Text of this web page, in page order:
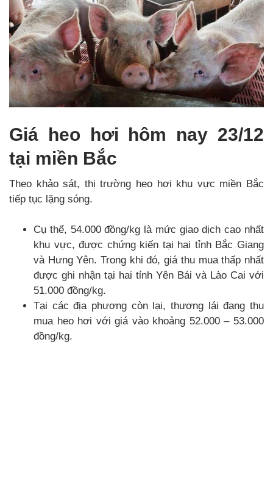
Giá heo hơi hôm nay 23/12
tại miền Bắc
Theo khảo sát, thị trường heo hơi khu vực miền Bắc
tiếp tục lặng sóng.
Cụ thể, 54.000 đồng/kg là mức giao dịch cao nhất
khu vực, được chứng kiến tại hai tỉnh Bắc Giang
và Hưng Yên. Trong khi đó, giá thu mua thấp nhất
được ghi nhận tại hai tỉnh Yên Bái và Lào Cai với
51.000 đồng/kg.
Tại các địa phương còn lại, thương lái đang thu
mua heo hơi với giá vào khoảng 52.000 – 53.000
đồng/kg.